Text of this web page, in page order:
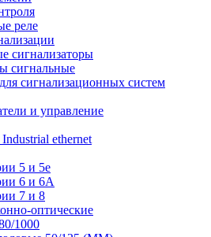
реле
сигнализаторы
сигнальные
сигнализационных систем
и управление
ethernet
5 и 5е
6 и 6A
7 и 8
оптические
1000